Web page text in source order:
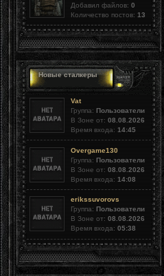
Добавил файлов: 0
Количество постов: 13
Новые сталкеры
Vat
Группа: Пользователи
В Зоне от: 08.08.2026
Время входа: 14:45
Overgame130
Группа: Пользователи
В Зоне от: 08.08.2026
Время входа: 14:08
erikssuvorovs
Группа: Пользователи
В Зоне от: 08.08.2026
Время входа: 05:38